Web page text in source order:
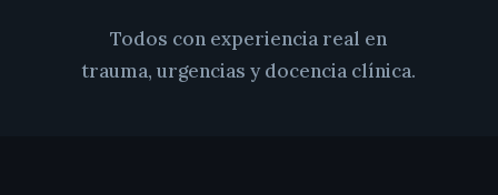
Todos con experiencia real en
trauma, urgencias y docencia clínica.